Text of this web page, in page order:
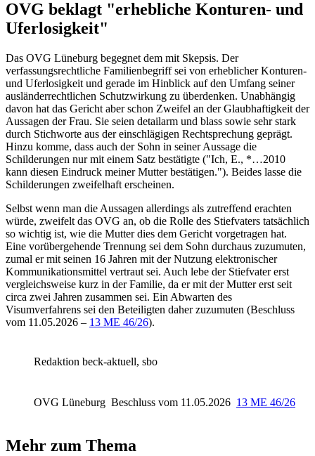
OVG beklagt "erhebliche Konturen- und
Uferlosigkeit"
Das OVG Lüneburg begegnet dem mit Skepsis. Der
verfassungsrechtliche Familienbegriff sei von erheblicher Konturen-
und Uferlosigkeit und gerade im Hinblick auf den Umfang seiner
ausländerrechtlichen Schutzwirkung zu überdenken. Unabhängig
davon hat das Gericht aber schon Zweifel an der Glaubhaftigkeit der
Aussagen der Frau. Sie seien detailarm und blass sowie sehr stark
durch Stichworte aus der einschlägigen Rechtsprechung geprägt.
Hinzu komme, dass auch der Sohn in seiner Aussage die
Schilderungen nur mit einem Satz bestätigte ("Ich, E., *…2010
kann diesen Eindruck meiner Mutter bestätigen."). Beides lasse die
Schilderungen zweifelhaft erscheinen.
Selbst wenn man die Aussagen allerdings als zutreffend erachten
würde, zweifelt das OVG an, ob die Rolle des Stiefvaters tatsächlich
so wichtig ist, wie die Mutter dies dem Gericht vorgetragen hat.
Eine vorübergehende Trennung sei dem Sohn durchaus zuzumuten,
zumal er mit seinen 16 Jahren mit der Nutzung elektronischer
Kommunikationsmittel vertraut sei. Auch lebe der Stiefvater erst
vergleichsweise kurz in der Familie, da er mit der Mutter erst seit
circa zwei Jahren zusammen sei. Ein Abwarten des
Visumverfahrens sei den Beteiligten daher zuzumuten (Beschluss
vom 11.05.2026 – 13 ME 46/26).
Redaktion beck-aktuell, sbo
OVG Lüneburg Beschluss vom 11.05.2026 13 ME 46/26
Mehr zum Thema